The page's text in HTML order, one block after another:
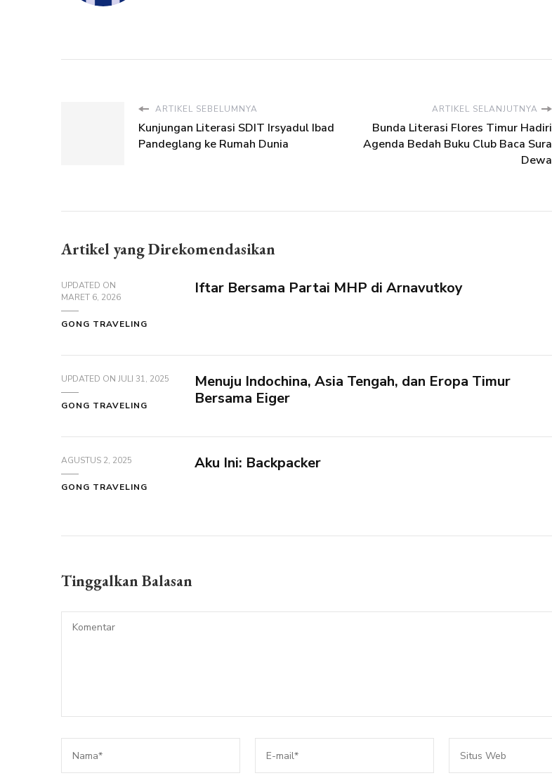
ARTIKEL SEBELUMNYA
Kunjungan Literasi SDIT Irsyadul Ibad
Pandeglang ke Rumah Dunia
ARTIKEL SELANJUTNYA
Bunda Literasi Flores Timur Hadiri
Agenda Bedah Buku Club Baca Sura
Dewa
Artikel yang Direkomendasikan
UPDATED ON
MARET 6, 2026
GONG TRAVELING
Iftar Bersama Partai MHP di Arnavutkoy
UPDATED ON JULI 31, 2025
GONG TRAVELING
Menuju Indochina, Asia Tengah, dan Eropa Timur
Bersama Eiger
AGUSTUS 2, 2025
GONG TRAVELING
Aku Ini: Backpacker
Tinggalkan Balasan